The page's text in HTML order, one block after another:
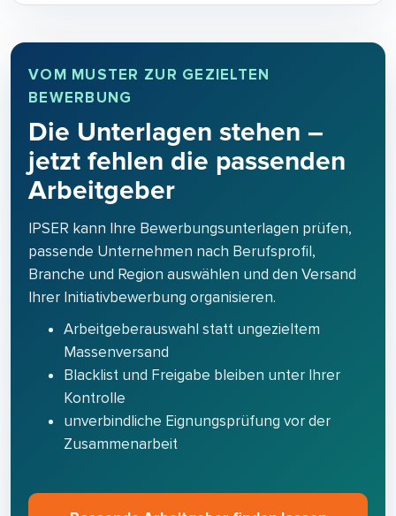
VOM MUSTER ZUR GEZIELTEN
BEWERBUNG
Die Unterlagen stehen –
jetzt fehlen die passenden
Arbeitgeber
IPSER kann Ihre Bewerbungsunterlagen prüfen,
passende Unternehmen nach Berufsprofil,
Branche und Region auswählen und den Versand
Ihrer Initiativbewerbung organisieren.
Arbeitgeberauswahl statt ungezieltem
Massenversand
Blacklist und Freigabe bleiben unter Ihrer
Kontrolle
unverbindliche Eignungsprüfung vor der
Zusammenarbeit